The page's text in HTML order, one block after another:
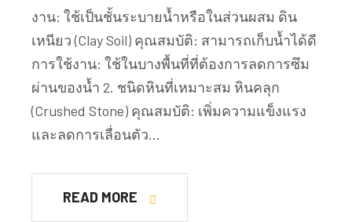
งาน: ใช้เป็นชั้นระบายน้ำหรือในส่วนผสม ดิน
เหนียว (Clay Soil) คุณสมบัติ: สามารถเก็บน้ำได้ดี
การใช้งาน: ใช้ในบางพื้นที่ที่ต้องการลดการซึม
ผ่านของน้ำ 2. ชนิดหินที่เหมาะสม หินคลุก
(Crushed Stone) คุณสมบัติ: เพิ่มความแข็งแรง
และลดการเลื่อนตัว…
READ MORE